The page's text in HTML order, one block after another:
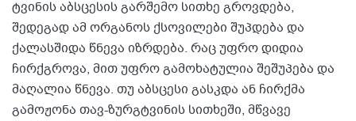
ტვინის აბსცესის გარშემო სითხე გროვდება,
შედეგად ამ ორგანოს ქსოვილები შუპდება და
ქალასშიდა წნევა იზრდება. რაც უფრო დიდია
ჩირქგროვა, მით უფრო გამოხატულია შეშუპება და
მაღალია წნევა. თუ აბსცესი გასკდა ან ჩირქმა
გამოჟონა თავ-ზურგტვინის სითხეში, მწვავე